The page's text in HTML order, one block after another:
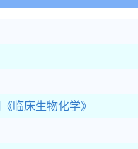
《临床生物化学》